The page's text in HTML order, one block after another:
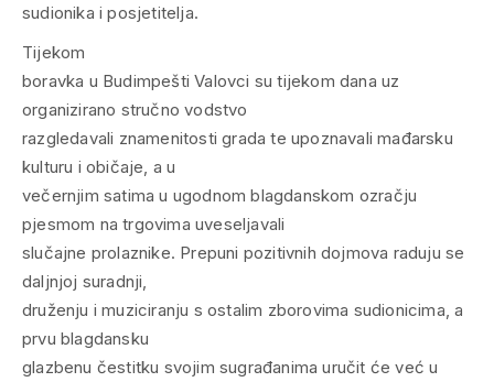
sudionika i posjetitelja.
Tijekom
boravka u Budimpešti Valovci su tijekom dana uz
organizirano stručno vodstvo
razgledavali znamenitosti grada te upoznavali mađarsku
kulturu i običaje, a u
večernjim satima u ugodnom blagdanskom ozračju
pjesmom na trgovima uveseljavali
slučajne prolaznike. Prepuni pozitivnih dojmova raduju se
daljnjoj suradnji,
druženju i muziciranju s ostalim zborovima sudionicima, a
prvu blagdansku
glazbenu čestitku svojim sugrađanima uručit će već u